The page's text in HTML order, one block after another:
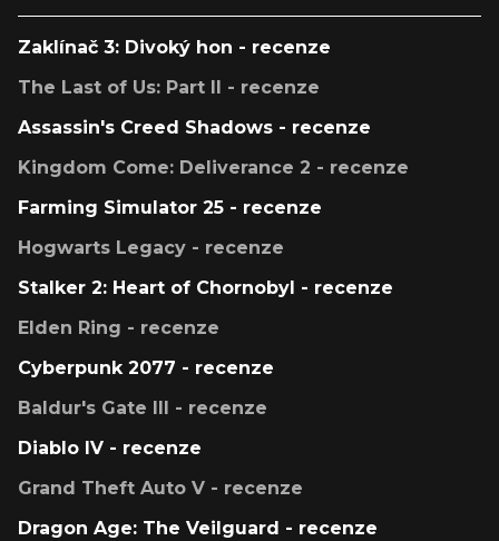
Zaklínač 3: Divoký hon - recenze
The Last of Us: Part II - recenze
Assassin's Creed Shadows - recenze
Kingdom Come: Deliverance 2 - recenze
Farming Simulator 25 - recenze
Hogwarts Legacy - recenze
Stalker 2: Heart of Chornobyl - recenze
Elden Ring - recenze
Cyberpunk 2077 - recenze
Baldur's Gate III - recenze
Diablo IV - recenze
Grand Theft Auto V - recenze
Dragon Age: The Veilguard - recenze